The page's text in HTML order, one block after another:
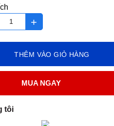
lượng
THÊM VÀO GIỎ HÀNG
MUA NGAY
tôi